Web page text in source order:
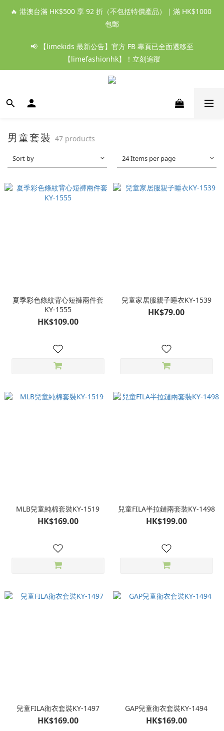
🔥 港澳台滿 HK$500 享 92 折（不包括特價產品）｜滿 HK$1000
包郵
📢 【limekids 最新公告】官方 FB 專頁已全面遷移至
【limefashionhk】！立刻追蹤
男童套裝 47 products
Sort by 24 Items per page
夏季彩色條紋背心短褲兩件套
KY-1555
HK$109.00
兒童家居服親子睡衣KY-1539
HK$79.00
MLB兒童純棉套裝KY-1519
HK$169.00
兒童FILA半拉鏈兩套裝KY-1498
HK$199.00
兒童FILA衛衣套裝KY-1497
HK$169.00
GAP兒童衛衣套裝KY-1494
HK$169.00